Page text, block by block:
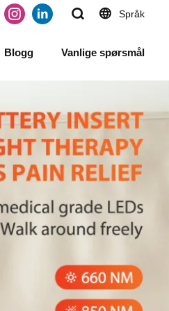
Språk
Blogg Vanlige spørsmål